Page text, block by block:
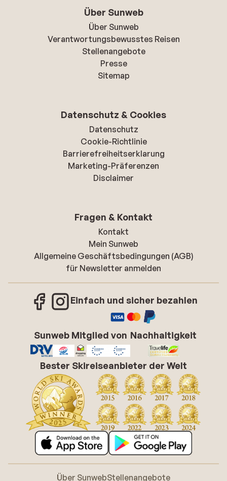
Über Sunweb
Über Sunweb
Verantwortungsbewusstes Reisen
Stellenangebote
Presse
Sitemap
Datenschutz & Cookies
Datenschutz
Cookie-Richtlinie
Barrierefreiheitserklarung
Marketing-Präferenzen
Disclaimer
Fragen & Kontakt
Kontakt
Mein Sunweb
Allgemeine Geschäftsbedingungen (AGB)
für Newsletter anmelden
Einfach und sicher bezahlen
Sunweb Mitglied von Nachhaltigkeit
Bester Skireiseanbieter der Welt
Über SunwebStellenangebote